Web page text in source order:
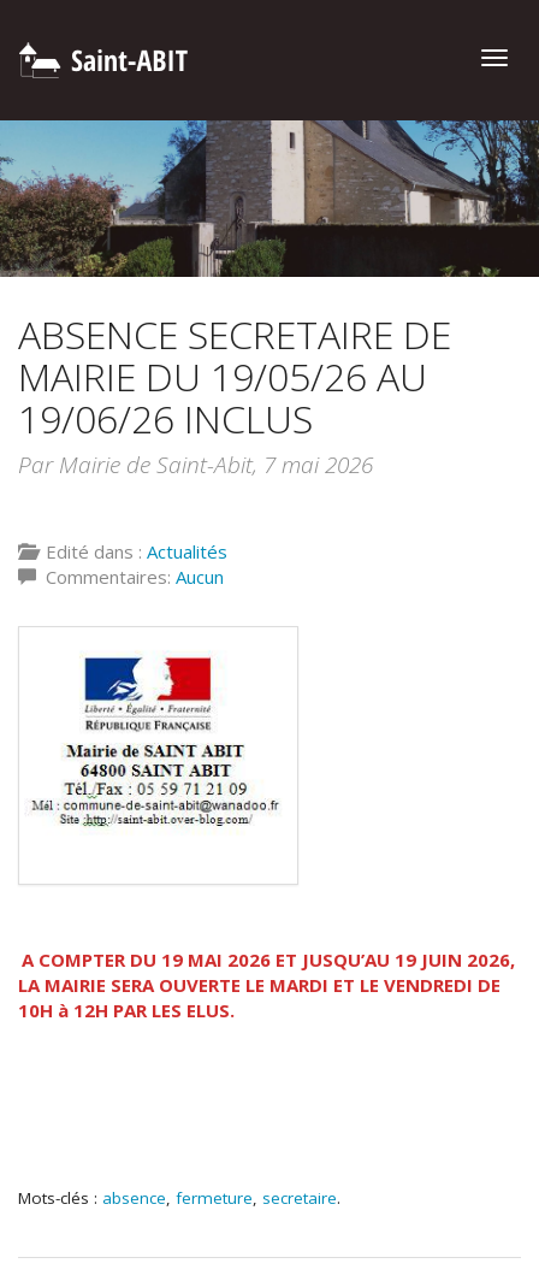
Toggle
ABSENCE SECRETAIRE DE
MAIRIE DU 19/05/26 AU
19/06/26 INCLUS
Par Mairie de Saint-Abit, 7 mai 2026
Edité dans : Actualités
Commentaires: Aucun
A COMPTER DU 19 MAI 2026 ET JUSQU’AU 19 JUIN 2026,
LA MAIRIE SERA OUVERTE LE MARDI ET LE VENDREDI DE
10H à 12H PAR LES ELUS.
Mots-clés : absence, fermeture, secretaire.